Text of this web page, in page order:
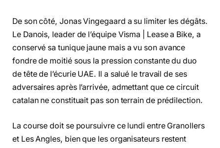
De son côté, Jonas Vingegaard a su limiter les dégâts.
Le Danois, leader de l’équipe Visma | Lease a Bike, a
conservé sa tunique jaune mais a vu son avance
fondre de moitié sous la pression constante du duo
de tête de l’écurie UAE. Il a salué le travail de ses
adversaires après l’arrivée, admettant que ce circuit
catalan ne constituait pas son terrain de prédilection.
La course doit se poursuivre ce lundi entre Granollers
et Les Angles, bien que les organisateurs restent